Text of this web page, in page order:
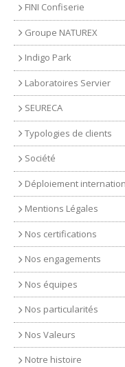
FINI Confiserie
Groupe NATUREX
Indigo Park
Laboratoires Servier
SEURECA
Typologies de clients
Société
Déploiement
Mentions Légales
Nos certifications
Nos engagements
Nos équipes
Nos particularités
Nos Valeurs
Notre histoire